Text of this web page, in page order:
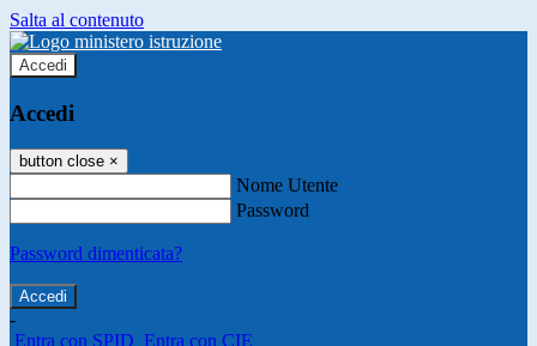
Salta al contenuto
Accedi
Accedi
button close ×
Nome Utente
Password
Password dimenticata?
-
Entra con SPID Entra con CIE